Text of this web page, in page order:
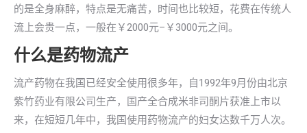
的是全身麻醉，特点是无痛苦，时间也比较短，花费在传统人
流上会贵一点，一般在￥2000元–￥3000元之间。
什么是药物流产
流产药物在我国已经安全使用很多年，自1992年9月份由北京
紫竹药业有限公司生产，国产全合成米非司酮片获准上市以
来，在短短几年中，我国使用药物流产的妇女达数千万人次。